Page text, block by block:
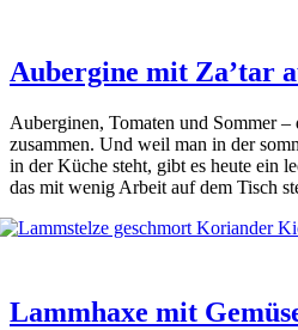
Aubergine mit Za’tar
Auber­gi­nen, Toma­ten und Som­mer
zusam­men. Und weil man in der
in der Küche steht, gibt es heu­te ein
das mit wenig Arbeit auf dem Tisch
Lammhaxe mit